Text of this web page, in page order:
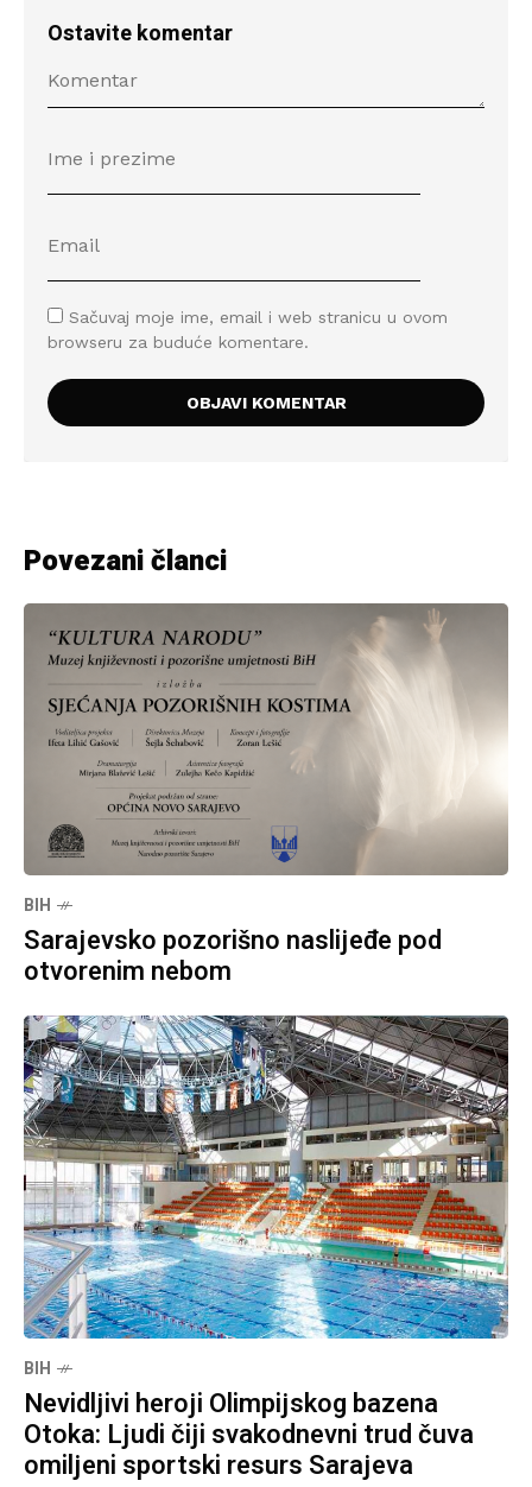
Ostavite komentar
Sačuvaj moje ime, email i web stranicu u ovom
browseru za buduće komentare.
Povezani članci
BIH
Sarajevsko pozorišno naslijeđe pod
otvorenim nebom
BIH
Nevidljivi heroji Olimpijskog bazena
Otoka: Ljudi čiji svakodnevni trud čuva
omiljeni sportski resurs Sarajeva